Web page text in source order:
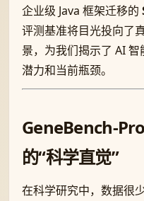
企业级 Java 框架迁移的
评测基准将目光投向了
景，为我们揭示了 AI
潜力和当前瓶颈。
GeneBench-
的“科学直觉”
在科学研究中，数据很